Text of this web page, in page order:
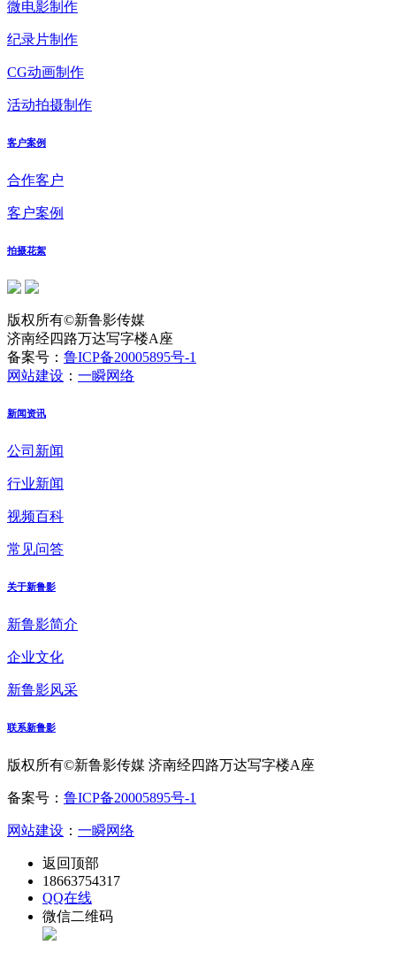
微电影制作
纪录片制作
CG动画制作
活动拍摄制作
客户案例
合作客户
客户案例
拍摄花絮
版权所有©新鲁影传媒
济南经四路万达写字楼A座
备案号： 鲁ICP备20005895号-1
网站建设 ： 一瞬网络
新闻资讯
公司新闻
行业新闻
视频百科
常见问答
关于新鲁影
新鲁影简介
企业文化
新鲁影风采
联系新鲁影
版权所有©新鲁影传媒 济南经四路万达写字楼A座
备案号： 鲁ICP备20005895号-1
网站建设 ： 一瞬网络
返回顶部
18663754317
QQ在线
微信二维码